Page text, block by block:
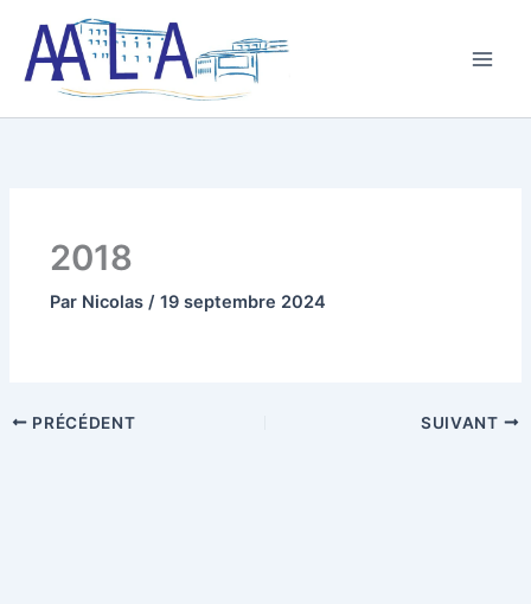
contenu
2018
Par Nicolas/19 septembre 2024
PRÉCÉDENT SUIVANT